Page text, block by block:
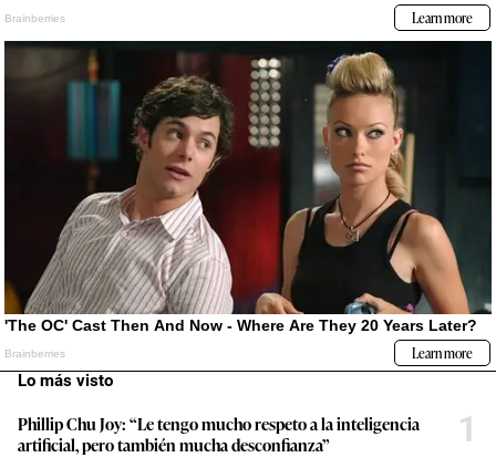
Lo más visto
Phillip Chu Joy: “Le tengo mucho respeto a la inteligencia
artificial, pero también mucha desconfianza”
1